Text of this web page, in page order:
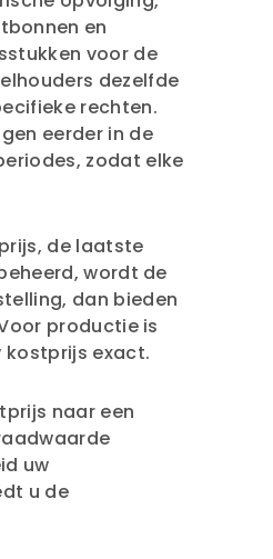
en
voor de
dezelfde
rechten.
eerder in de
zodat elke
de laatste
wordt de
dan bieden
productie is
exact.
naar een
uw
u de